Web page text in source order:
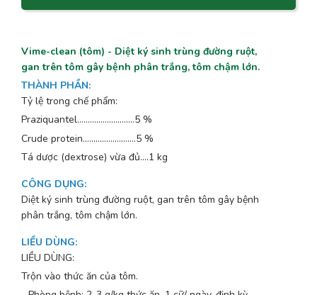
Vime-clean (tôm) - Diệt ký sinh trùng đường ruột,
gan trên tôm gây bệnh phân trắng, tôm chậm lớn.
THÀNH PHẦN:
Tỷ lệ trong chế phẩm:
Praziquantel...........................5 %
Crude protein.........................5 %
Tá dược (dextrose) vừa đủ....1 kg
CÔNG DỤNG:
Diệt ký sinh trùng đường ruột, gan trên tôm gây bệnh
phân trắng, tôm chậm lớn.
LIỀU DÙNG:
LIỀU DÙNG:
Trộn vào thức ăn của tôm.